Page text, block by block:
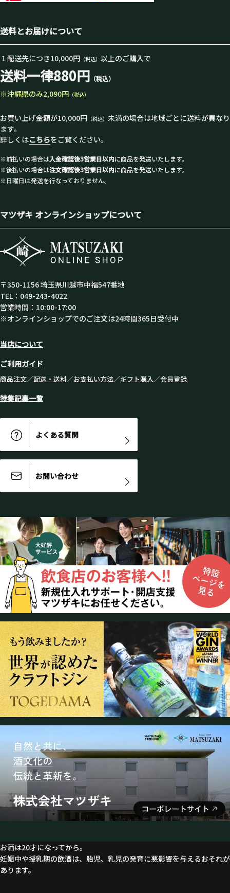
送料とお届けについて
１配送先につき10,000円 （税込） 以上のご購入で
送料一律880円 （税込）
※沖縄県のみ2,090円 （税込）
お買い上げ金額が10,000円 （税込） 未満の場合は地域ごとに送料が異なり
ます。
詳しくはこちらをご覧ください。
※前払いの場合は入金確認後3営業日以内に商品を発送いたします。
※後払いの場合は注文確認後3営業日以内に商品を発送いたします。
※日曜日は発送を行なっておりません。
マツザキ オンラインショップについて
〒350-1156 埼玉県川越市中福547番地
TEL：049-243-4022
営業時間：10:00-17:00
※オンラインショップでのご注文は24時間365日受付中
当店について
ご利用ガイド
商品注文／配送・送料／お支払い方法／ギフト購入／会員登録
特集記事一覧
よくある質問
お問い合わせ
お酒は20才になってから。
妊娠中や授乳期の飲酒は、胎児、乳児の発育に悪影響を与えるおそれが
あります。